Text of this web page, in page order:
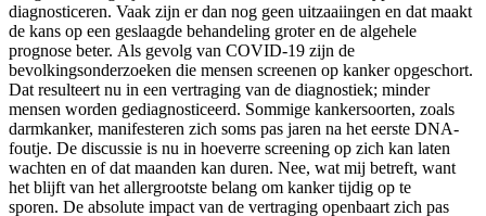
diagnosticeren. Vaak zijn er dan nog geen uitzaaiingen en dat maakt
de kans op een geslaagde behandeling groter en de algehele
prognose beter. Als gevolg van COVID-19 zijn de
bevolkingsonderzoeken die mensen screenen op kanker opgeschort.
Dat resulteert nu in een vertraging van de diagnostiek; minder
mensen worden gediagnosticeerd. Sommige kankersoorten, zoals
darmkanker, manifesteren zich soms pas jaren na het eerste DNA-
foutje. De discussie is nu in hoeverre screening op zich kan laten
wachten en of dat maanden kan duren. Nee, wat mij betreft, want
het blijft van het allergrootste belang om kanker tijdig op te
sporen. De absolute impact van de vertraging openbaart zich pas